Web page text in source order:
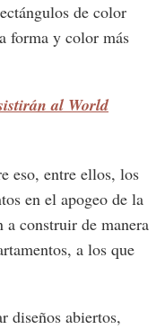
de color
forma y color más
al World
eso, entre ellos, los
en el apogeo de la
construir de manera
a los que
diseños abiertos,